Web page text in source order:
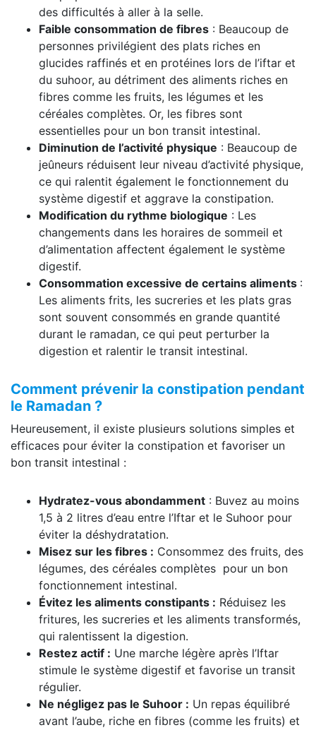
des difficultés à aller à la selle.
Faible consommation de fibres : Beaucoup de
personnes privilégient des plats riches en
glucides raffinés et en protéines lors de l’iftar et
du suhoor, au détriment des aliments riches en
fibres comme les fruits, les légumes et les
céréales complètes. Or, les fibres sont
essentielles pour un bon transit intestinal.
Diminution de l’activité physique : Beaucoup de
jeûneurs réduisent leur niveau d’activité physique,
ce qui ralentit également le fonctionnement du
système digestif et aggrave la constipation.
Modification du rythme biologique : Les
changements dans les horaires de sommeil et
d’alimentation affectent également le système
digestif.
Consommation excessive de certains aliments :
Les aliments frits, les sucreries et les plats gras
sont souvent consommés en grande quantité
durant le ramadan, ce qui peut perturber la
digestion et ralentir le transit intestinal.
Comment prévenir la constipation pendant
le Ramadan ?
Heureusement, il existe plusieurs solutions simples et
efficaces pour éviter la constipation et favoriser un
bon transit intestinal :
Hydratez-vous abondamment : Buvez au moins
1,5 à 2 litres d’eau entre l’Iftar et le Suhoor pour
éviter la déshydratation.
Misez sur les fibres : Consommez des fruits, des
légumes, des céréales complètes pour un bon
fonctionnement intestinal.
Évitez les aliments constipants : Réduisez les
fritures, les sucreries et les aliments transformés,
qui ralentissent la digestion.
Restez actif : Une marche légère après l’Iftar
stimule le système digestif et favorise un transit
régulier.
Ne négligez pas le Suhoor : Un repas équilibré
avant l’aube, riche en fibres (comme les fruits) et